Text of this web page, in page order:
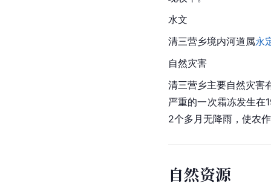
水文
清三营乡境内河道属永
自然灾害
清三营乡主要自然灾害
严重的一次霜冻发生
2个多月无降雨，使农
自然资源